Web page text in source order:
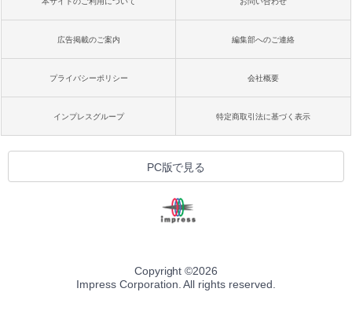
広告掲載のご案内 編集部へのご連絡
プライバシーポリシー 会社概要
インプレスグループ 特定商取引法に基づく表示
PC版で見る
Copyright ©2026
Impress Corporation. All rights reserved.